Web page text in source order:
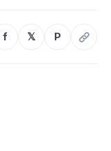
f 𝕏 P